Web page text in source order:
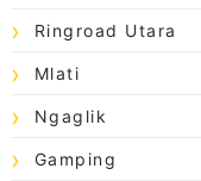
Ringroad Utara
Mlati
Ngaglik
Gamping